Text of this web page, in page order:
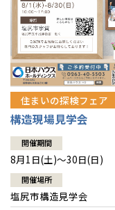
住まいの探検フェア
構造現場見学会
開催期間
8月1日(土)～30日(日)
開催場所
塩尻市構造見学会